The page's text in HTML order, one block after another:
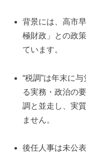
背景には、高市
極財政」との政
ています。
“税調”は年末に
る実務・政治の
調と並走し、実
ません。
後任人事は未公